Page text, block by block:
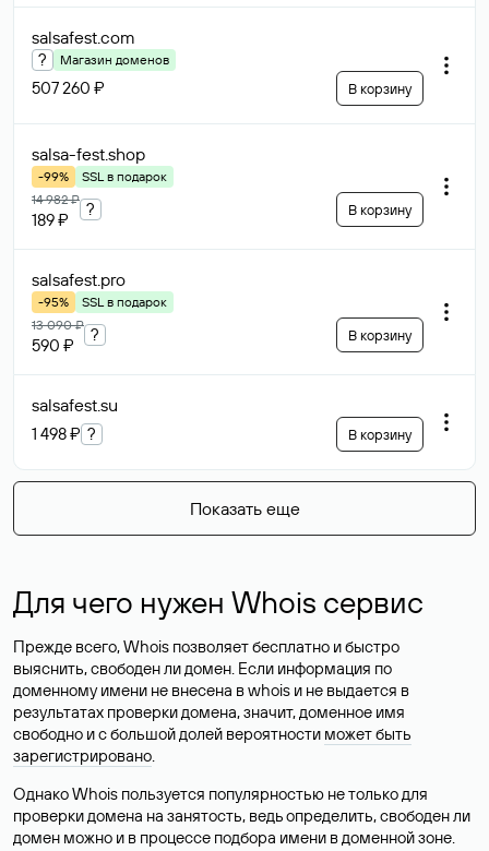
salsafest.com
? Магазин доменов
507 260 ₽ В корзину
salsa-fest.shop
-99%
SSL в подарок
14 982 ₽
189 ₽
? В корзину
salsafest.pro
-95%
SSL в подарок
13 090 ₽
590 ₽
? В корзину
salsafest.su
1 498 ₽ ? В корзину
Показать еще
Для чего нужен Whois сервис
Прежде всего, Whois позволяет бесплатно и быстро
выяснить, свободен ли домен. Если информация по
доменному имени не внесена в whois и не выдается в
результатах проверки домена, значит, доменное имя
свободно и с большой долей вероятности может быть
зарегистрировано.
Однако Whois пользуется популярностью не только для
проверки домена на занятость, ведь определить, свободен ли
домен можно и в процессе подбора имени в доменной зоне.